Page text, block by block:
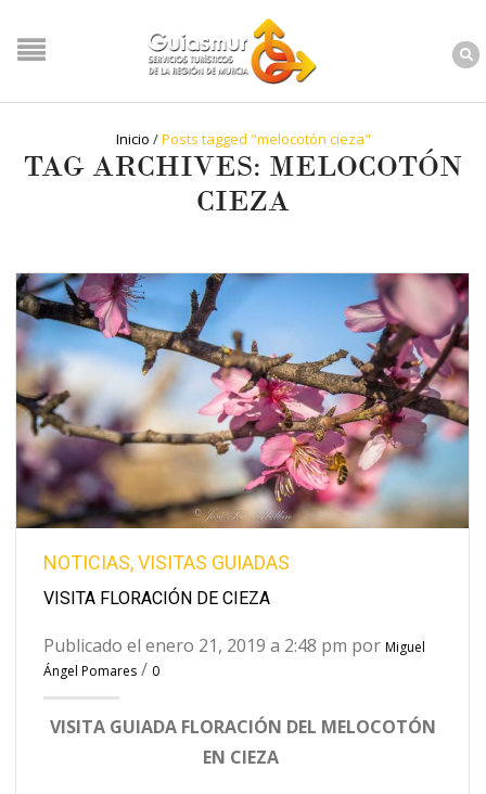
Inicio /Posts tagged "melocotón cieza"
TAG ARCHIVES: MELOCOTÓN
CIEZA
NOTICIAS,VISITAS GUIADAS
VISITA FLORACIÓN DE CIEZA
Publicado el enero 21, 2019 a 2:48 pm por Miguel
Ángel Pomares / 0
VISITA GUIADA FLORACIÓN DEL MELOCOTÓN
EN CIEZA